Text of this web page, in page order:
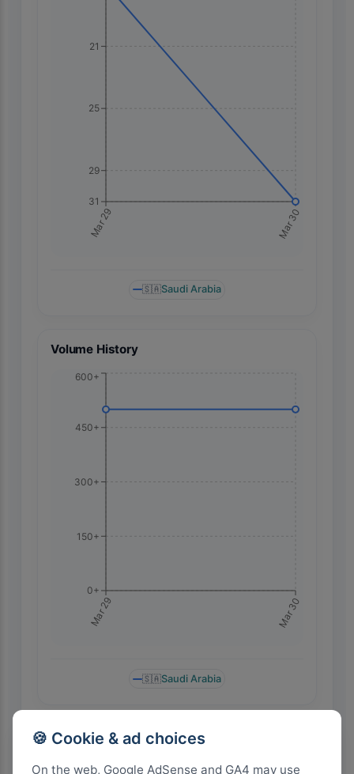
🍪 Cookie & ad choices
On the web, Google AdSense and GA4 may use
Mar 29 Mar 30
21
25
29
31
🇸🇦Saudi Arabia
Volume History
Mar 29 Mar 30
0+
150+
300+
450+
600+
🇸🇦Saudi Arabia
Highest Search Rank by Country